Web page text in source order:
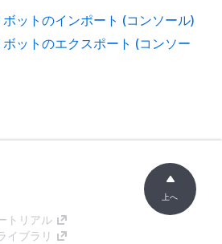
ボットのインポート (コンソール)
ボットのエクスポート (コンソー
トリアル
イブラリ
上へ